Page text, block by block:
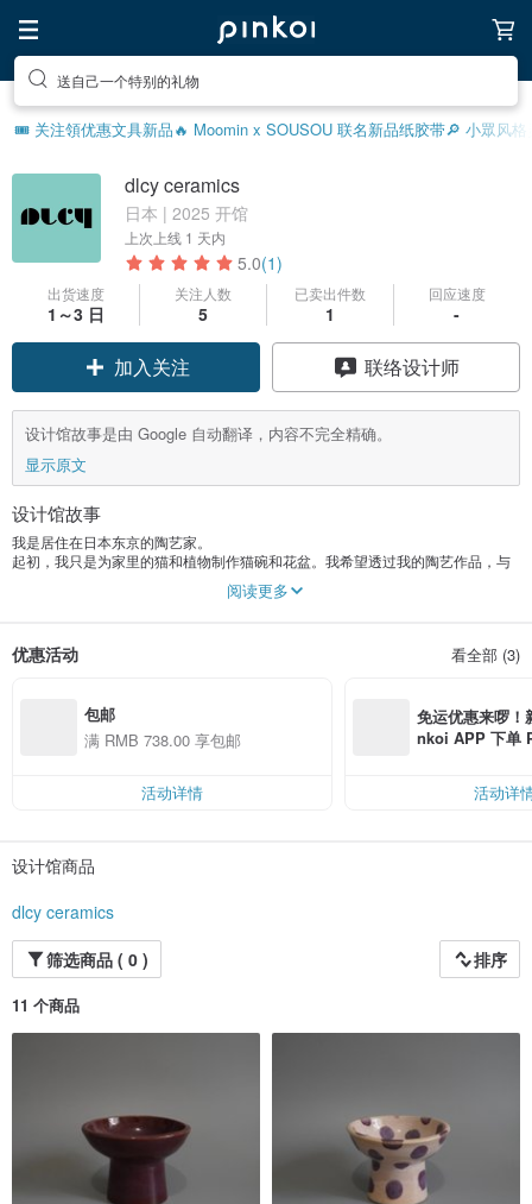
送自己一个特别的礼物
🎟️ 关注領优惠文具新品🔥 Moomin x SOUSOU 联名新品纸胶带🔎 小眾风格
dlcy ceramics
日本 | 2025 开馆
上次上线 1 天内
5.0(1)
出货速度
1～3 日
关注人数
5
已卖出件数
1
回应速度
-
加入关注
联络设计师
设计馆故事是由 Google 自动翻译，内容不完全精确。
显示原文
设计馆故事
我是居住在日本东京的陶艺家。
起初，我只是为家里的猫和植物制作猫碗和花盆。我希望透过我的陶艺作品，与
您分享与宠物或珍贵物品共度的美好时光。
阅读更多
优惠活动 看全部 (3)
包邮
满 RMB 738.00 享包邮
活动详情
免运优惠来啰
nkoi APP 下单
活动详
设计馆商品
dlcy ceramics
筛选商品 ( 0 )
排序
11 个商品